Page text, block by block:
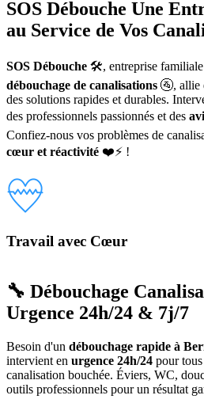
SOS Débouche Une
au Service de Vos
SOS Débouche 🛠️, entreprise familiale
débouchage de canalisations 🚰, allie
des solutions rapides et durables.
des professionnels passionnés et des
Confiez-nous vos problèmes de
cœur et réactivité ❤️⚡ !
Travail avec Cœur
🔧 Débouchage
Urgence 24h/24 & 7j/7
Besoin d'un débouchage rapide à
intervient en urgence 24h/24 pour
canalisation bouchée. Éviers, WC,
outils professionnels pour un résultat